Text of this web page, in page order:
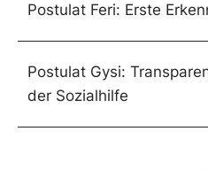
Postulat Feri: Erste
Postulat Gysi:
der Sozialhilfe